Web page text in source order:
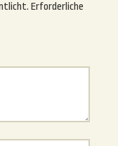
Erforderliche